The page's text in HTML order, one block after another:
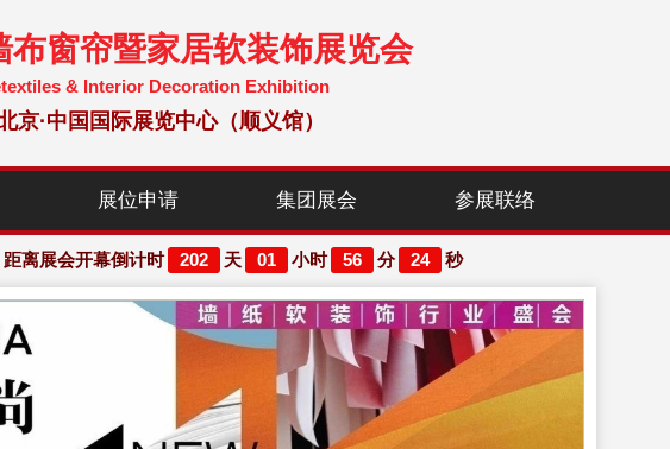
窗帘暨家居软装饰展览会
& Interior Decoration Exhibition
·中国国际展览中心（顺义馆）
展位申请 集团展会 参展联络
距离展会开幕倒计时 202 天 01 小时 56 分 22 秒